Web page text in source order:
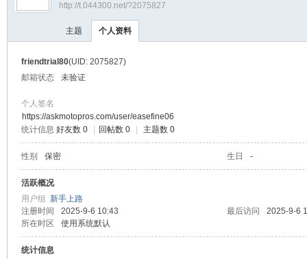
›
http://t.044300.net/?2075827
主题 个人资料
friendtrial80(UID: 2075827)
邮箱状态
未验证
个人签名
https://askmotopros.com/user/easefine06
统计信息 好友数 0 回帖数 0 主题数 0
性别 保密 生日 -
活跃概况
用户组 新手上路
注册时间
2025-9-6 10:43 最后访问
2025-9-6
所在时区
使用系统默认
统计信息